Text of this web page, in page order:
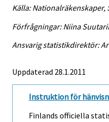
Källa:
Förfrågningar: Niina
Ansvarig statistikdirektör:
Uppdaterad 28.1.2011
Instruktion för
Finlands officiella